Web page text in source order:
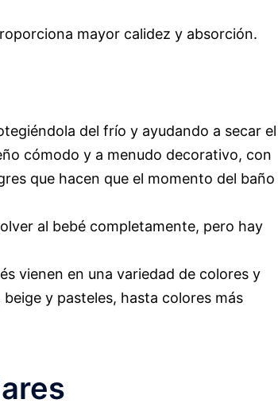
mayor calidez y absorción.
del frío y ayudando a secar el
cómodo y a menudo decorativo, con
que hacen que el momento del baño
al bebé completamente, pero hay
vienen en una variedad de colores y
y pasteles, hasta colores más